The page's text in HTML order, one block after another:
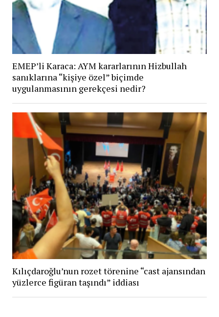
EMEP’li Karaca: AYM kararlarının Hizbullah
sanıklarına “kişiye özel” biçimde
uygulanmasının gerekçesi nedir?
Kılıçdaroğlu’nun rozet törenine “cast ajansından
yüzlerce figüran taşındı” iddiası